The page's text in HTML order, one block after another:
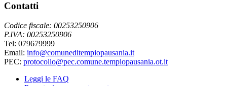
Contatti
Codice fiscale: 00253250906
P.IVA: 00253250906
Tel: 079679999
Email: info@comuneditempiopausania.it
PEC: protocollo@pec.comune.tempiopausania.ot.it
Leggi le FAQ